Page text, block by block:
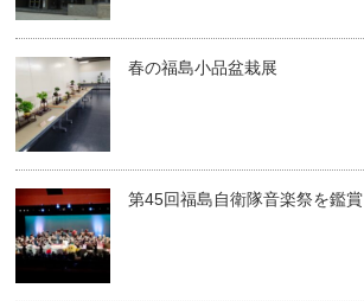
春の福島小品盆栽展
第45回福島自衛隊音楽祭を鑑賞